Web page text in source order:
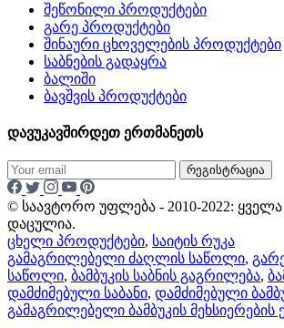
შეწონილი პროდუქტები
გარე პროდუქტები
შინაური ცხოველების პროდუქტები
საბნების გადაყრა
ბალიში
ბავშვის პროდუქტები
დავუკავშირდეთ ერთმანეთს
რეგისტრაცია
© საავტორო უფლება - 2010-2022:
დაცულია.
ცხელი პროდუქტები, საიტის რუკა
გამაგრილებელი ძაღლის საწოლი,
საწოლი, ბამბუკის საბნის გაგრილება,
დამძიმებული საბანი, დამძიმებული
გამაგრილებელი ბამბუკის მეხსიერების